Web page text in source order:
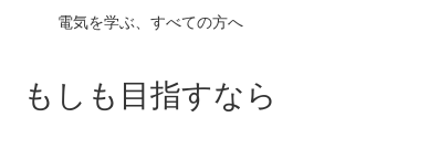
電気を学ぶ、すべての方へ
もしも目指すなら